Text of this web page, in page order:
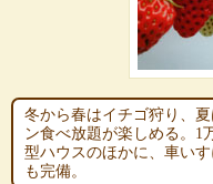
冬から春はイチゴ狩り、
ン食べ放題が楽しめる。1
型ハウスのほかに、車い
も完備。